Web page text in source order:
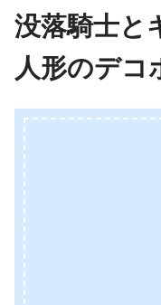
没落騎士と
人形のデコ
_ ノ⌒
_ノ^＼
/⌒ ＞.
j ／. .
「V. .
}/. . . . /
‘. . . .
: .i. . . ‘.
_ﾉi. {. .
‘⌒{. {. . {/